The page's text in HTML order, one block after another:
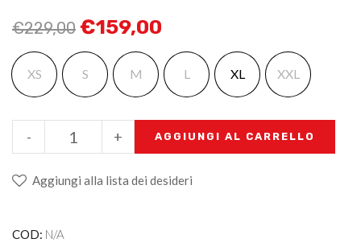
€229,00 €159,00
XS S M L XL XXL
+
- AGGIUNGI AL CARRELLO
Aggiungi alla lista dei desideri
COD: N/A